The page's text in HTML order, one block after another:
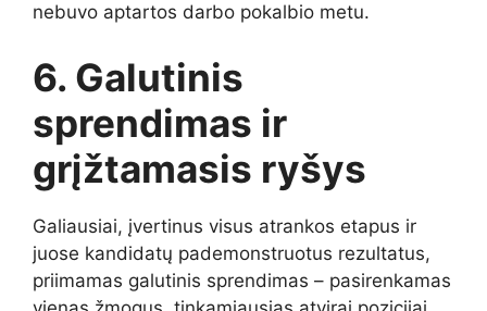
nebuvo aptartos darbo pokalbio metu.
6. Galutinis
sprendimas ir
grįžtamasis ryšys
Galiausiai, įvertinus visus atrankos etapus ir
juose kandidatų pademonstruotus rezultatus,
priimamas galutinis sprendimas – pasirenkamas